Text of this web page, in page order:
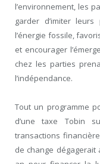
l’environnement, les
garder d’imiter
l’énergie fossile,
et encourager
chez les parties
l’indépendance.
Tout un programme
d’une taxe Tobin
transactions
de change